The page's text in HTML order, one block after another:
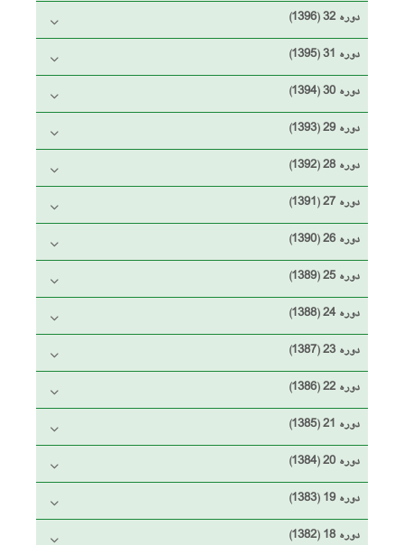
دوره 32 (1396)
دوره 31 (1395)
دوره 30 (1394)
دوره 29 (1393)
دوره 28 (1392)
دوره 27 (1391)
دوره 26 (1390)
دوره 25 (1389)
دوره 24 (1388)
دوره 23 (1387)
دوره 22 (1386)
دوره 21 (1385)
دوره 20 (1384)
دوره 19 (1383)
دوره 18 (1382)